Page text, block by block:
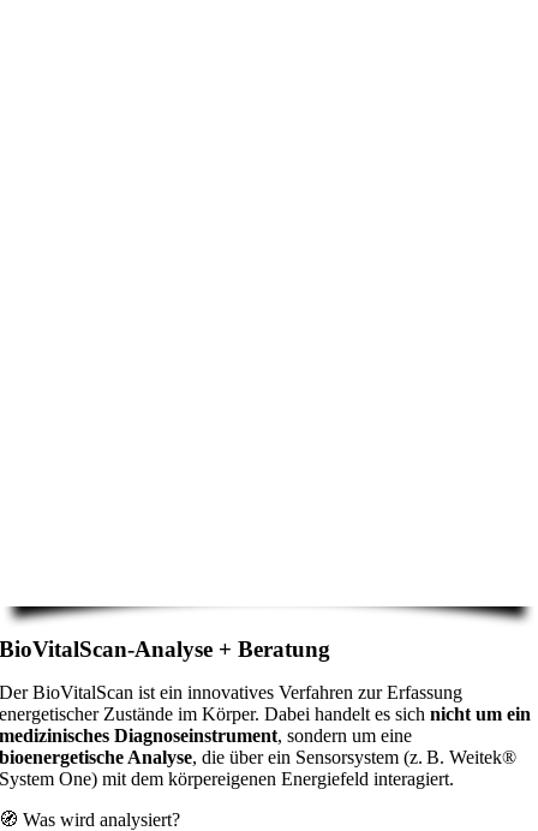
BioVitalScan-Analyse + Beratung
Der BioVitalScan ist ein innovatives Verfahren zur Erfassung
energetischer Zustände im Körper. Dabei handelt es sichnicht um ein
medizinisches Diagnoseinstrument, sondern um eine
bioenergetische Analyse, die über ein Sensorsystem (z. B. Weitek®
System One) mit dem körpereigenen Energiefeld interagiert.
🧭 Was wird analysiert?